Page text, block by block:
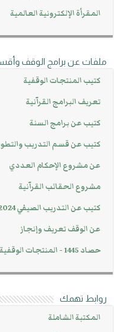
المقرأة الإلكترونية العالمية
ملفات عن برامج الوقف
كتيب المنتجات الوقفية
تعريف البرامج القرآنية
كتيب عن برامج السنة
كتيب عن قسم التدريب
عن مشروع الإحكام العددي
مشروع الحقائب القرآنية
كتيب عن التدريب الصيفي 2024
عن الوقف تعريف وإنجاز
حصاد 1445 - المنتجات الوقفية
روابط تهمك
المكتبة الشاملة